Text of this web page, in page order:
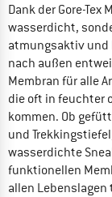
Dank der Gore-
wasserdicht,
atmungsaktiv und
nach außen
Membran für alle
die oft in feuchter
kommen. Ob
und
wasserdichte
funktionellen
allen Lebenslagen